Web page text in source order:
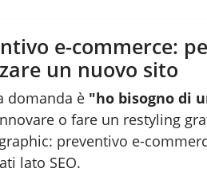
e-commerce:
un nuovo sito
domanda è "ho bisogno di
o fare un restyling
preventivo e-
lato SEO.